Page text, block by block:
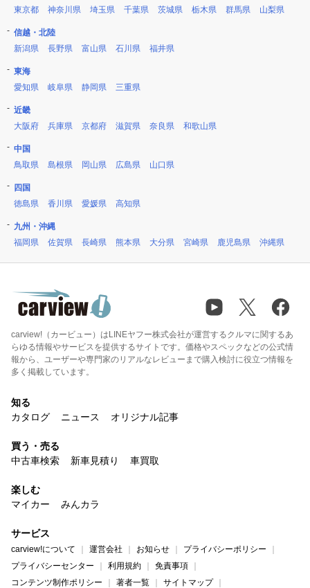
東京都
神奈川県 埼玉県 千葉県 茨城県 栃木県 群馬県 山梨県
信越・北陸
新潟県
長野県 富山県 石川県 福井県
東海
愛知県
岐阜県 静岡県 三重県
近畿
大阪府
兵庫県 京都府 滋賀県 奈良県 和歌山県
中国
鳥取県
島根県 岡山県 広島県 山口県
四国
徳島県
香川県 愛媛県 高知県
九州・沖縄
福岡県
佐賀県 長崎県 熊本県 大分県 宮崎県 鹿児島県 沖縄県
carview!（カービュー）はLINEヤフー株式会社が運営するクルマに関するあ
らゆる情報やサービスを提供するサイトです。価格やスペックなどの公式情
報から、ユーザーや専門家のリアルなレビューまで購入検討に役立つ情報を
多く掲載しています。
知る
カタログ
ニュース オリジナル記事
買う・売る
中古車検索
新車見積り 車買取
楽しむ
マイカー
みんカラ
サービス
carview!について 運営会社 お知らせ
プライバシーポリシー
プライバシーセンター
利用規約
免責事項
コンテンツ制作ポリシー
著者一覧 サイトマップ